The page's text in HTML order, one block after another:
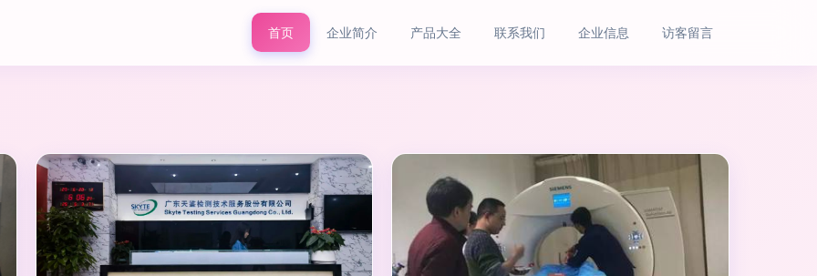
首页 企业简介 产品大全 联系我们 企业信息 访客留言